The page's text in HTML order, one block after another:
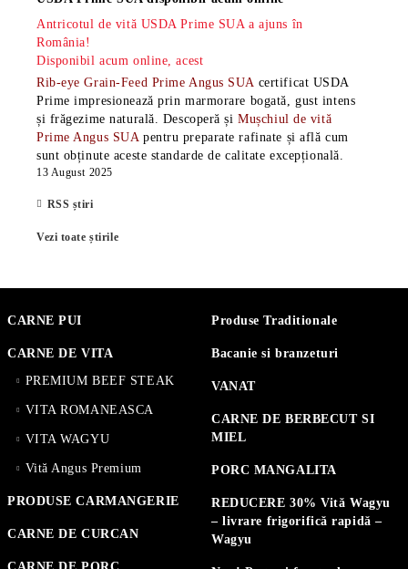
Antricotul de vită USDA Prime SUA a ajuns în
România!
Disponibil acum online, acest
Rib-eye Grain-Feed Prime Angus SUA certificat USDA
Prime impresionează prin marmorare bogată, gust intens
și frăgezime naturală. Descoperă șiMușchiul de vită
Prime Angus SUA pentru preparate rafinate și află cum
sunt obținute aceste standarde de calitate excepțională.
13 August 2025
RSS știri
Vezi toate știrile
CARNE PUI
CARNE DE VITA
PREMIUM BEEF STEAK
VITA ROMANEASCA
VITA WAGYU
Vită Angus Premium
PRODUSE CARMANGERIE
CARNE DE CURCAN
Produse Traditionale
Bacanie si branzeturi
VANAT
CARNE DE BERBECUT SI
MIEL
PORC MANGALITA
REDUCERE 30% Vită Wagyu
– livrare frigorifică rapidă –
Wagyu